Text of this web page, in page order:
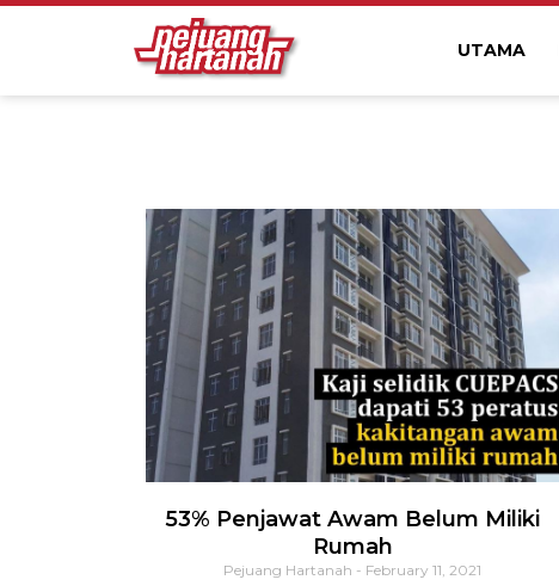
UTAMA
53% Penjawat Awam Belum Miliki
Rumah
Pejuang Hartanah February 11, 2021